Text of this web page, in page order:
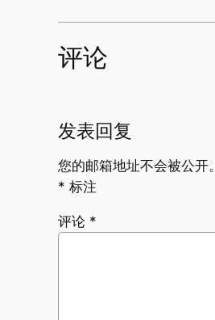
评论
发表回复
您的邮箱地址不会被公开。
* 标注
评论 *